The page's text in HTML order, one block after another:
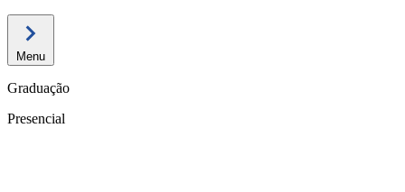
Menu
Graduação
Presencial